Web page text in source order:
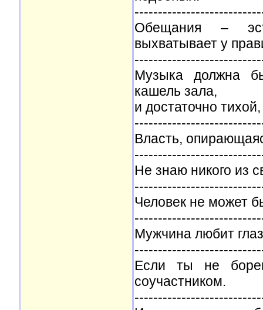
Обещания –
выхватывает у
Музыка должна
кашель зала,
и достаточно
Власть,
Не знаю никого из
Человек не может
Мужчина любит
Если ты не
соучастником.